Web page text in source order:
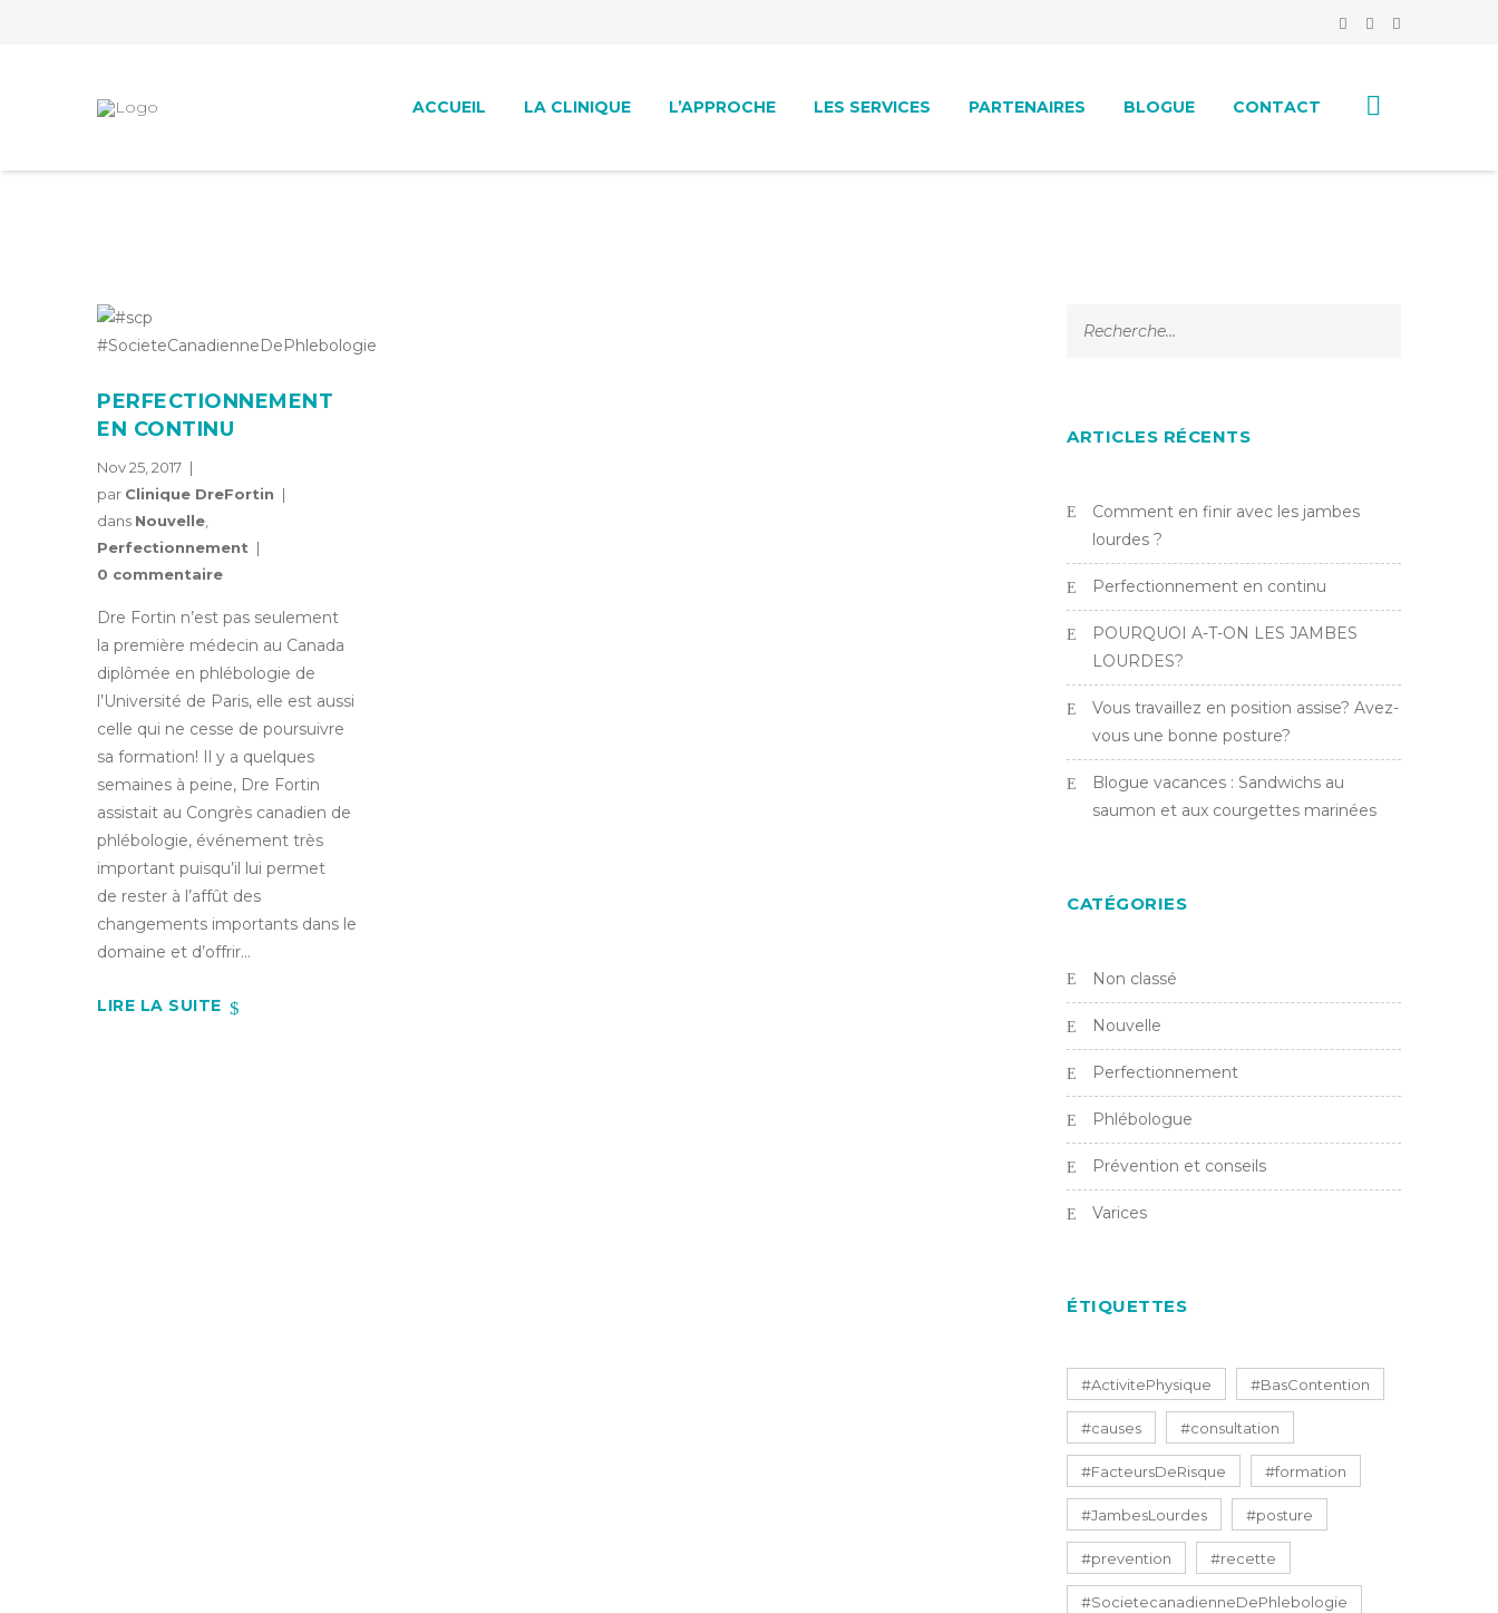
ACCUEIL LA CLINIQUE L’APPROCHE LES SERVICES PARTENAIRES BLOGUE CONTACT
PERFECTIONNEMENT
EN CONTINU
Nov 25, 2017
par Clinique DreFortin
dans Nouvelle
Perfectionnement
0 commentaire
Dre Fortin n’est pas seulement
la première médecin au Canada
diplômée en phlébologie de
l’Université de Paris, elle est aussi
celle qui ne cesse de poursuivre
sa formation! Il y a quelques
semaines à peine, Dre Fortin
assistait au Congrès canadien de
phlébologie, événement très
important puisqu’il lui permet
de rester à l’affût des
changements importants dans le
domaine et d’offrir…
LIRE LA SUITE
ARTICLES RÉCENTS
Comment en finir avec les jambes
lourdes ?
Perfectionnement en continu
POURQUOI A-T-ON LES JAMBES
LOURDES?
Vous travaillez en position assise? Avez-
vous une bonne posture?
Blogue vacances : Sandwichs au
saumon et aux courgettes marinées
CATÉGORIES
Non classé
Nouvelle
Perfectionnement
Phlébologue
Prévention et conseils
Varices
ÉTIQUETTES
#ActivitePhysique #BasContention
#causes #consultation
#FacteursDeRisque #formation
#JambesLourdes #posture
#prevention #recette
#SocietecanadienneDePhlebologie